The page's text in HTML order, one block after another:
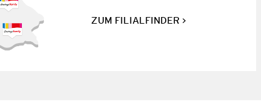
ZUM FILIALFINDER